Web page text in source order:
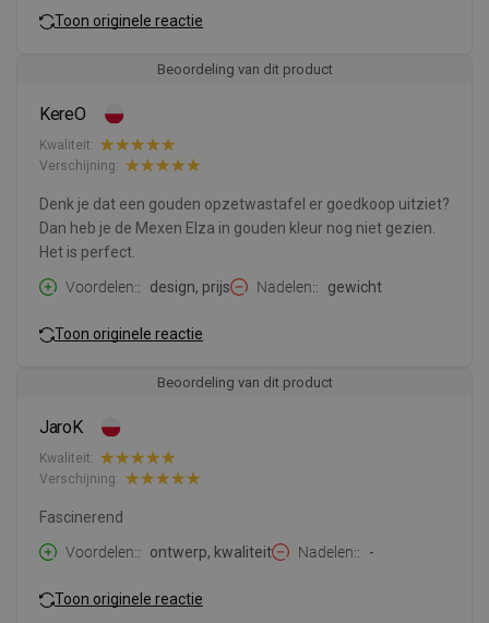
Toon originele reactie
Beoordeling van dit product
KereO
Kwaliteit:
Verschijning:
Denk je dat een gouden opzetwastafel er goedkoop uitziet?
Dan heb je de Mexen Elza in gouden kleur nog niet gezien.
Het is perfect.
Voordelen:
design, prijs Nadelen: gewicht
Toon originele reactie
Beoordeling van dit product
JaroK
Kwaliteit:
Verschijning:
Fascinerend
Voordelen:
ontwerp, kwaliteit Nadelen: -
Toon originele reactie